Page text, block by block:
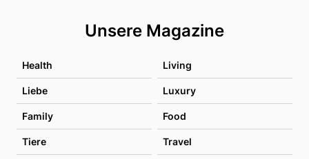
Unsere Magazine
Health Living
Liebe Luxury
Family Food
Tiere Travel